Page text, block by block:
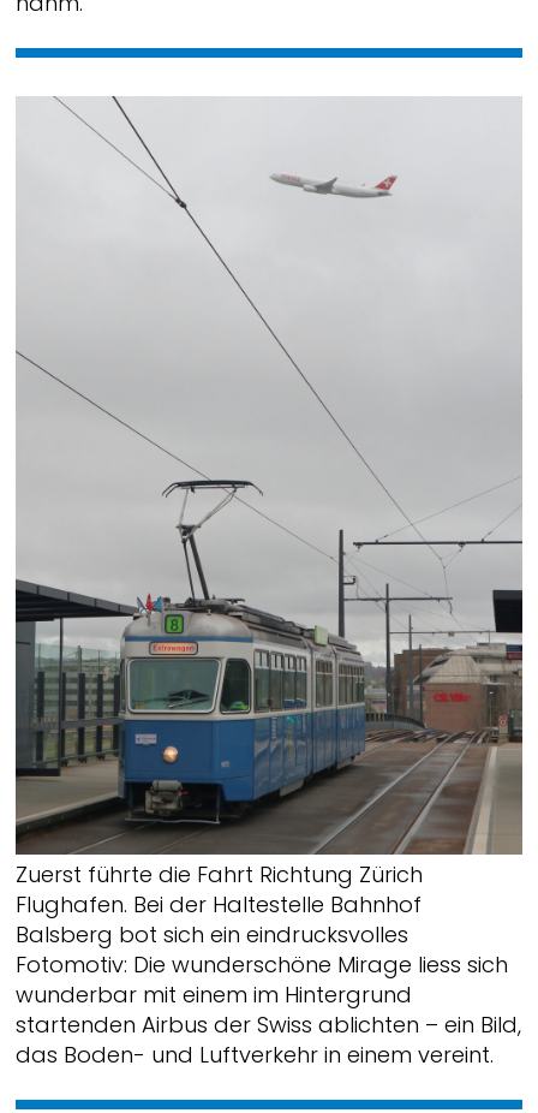
Zuerst führte die Fahrt Richtung Zürich
Flughafen. Bei der Haltestelle Bahnhof
Balsberg bot sich ein eindrucksvolles
Fotomotiv: Die wunderschöne Mirage liess sich
wunderbar mit einem im Hintergrund
startenden Airbus der Swiss ablichten – ein Bild,
das Boden- und Luftverkehr in einem vereint.